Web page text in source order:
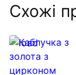
Схожі